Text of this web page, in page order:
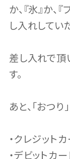
か、『氷』か、
し入れしてい
差し入れで頂
す。
あと、「おつ
・クレジット
・デビットカー